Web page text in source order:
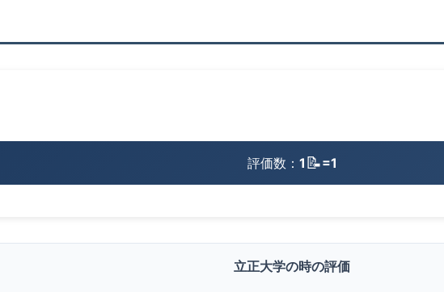
評価数： 1 📝=1
立正大学の時の評価